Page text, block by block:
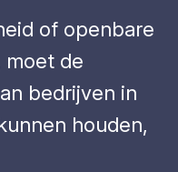
of openbare
moet de
bedrijven in
houden,